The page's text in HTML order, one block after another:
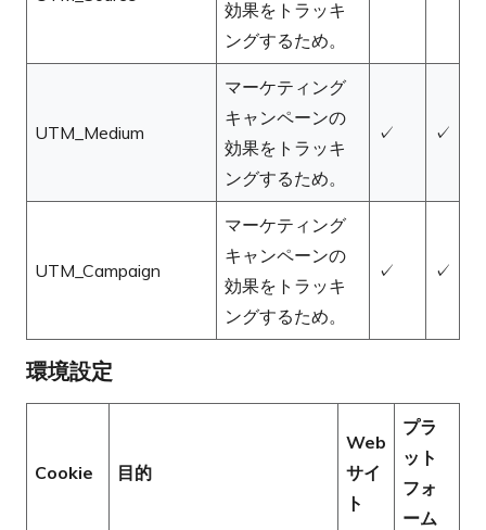
効果をトラッキ
ングするため。
UTM_Medium
マーケティング
キャンペーンの
効果をトラッキ
ングするため。
✓ ✓
UTM_Campaign
マーケティング
キャンペーンの
効果をトラッキ
ングするため。
✓ ✓
環境設定
Cookie 目的
Web
サイ
ト
プラ
ット
フォ
ーム